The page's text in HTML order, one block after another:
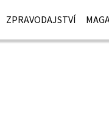
ZPRAVODAJSTVÍ